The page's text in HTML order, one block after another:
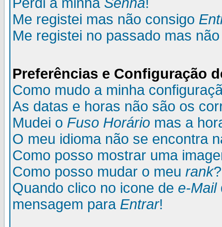
Me registei mas não consigo
Me registei no passado mas
Preferências e Configuração
Como mudo a minha
As datas e horas não são os
Mudei o Fuso Horário mas a
O meu idioma não se encontra
Como posso mostrar uma
Como posso mudar o meu rank?
Quando clico no icone de e-Mail
mensagem para Entrar!